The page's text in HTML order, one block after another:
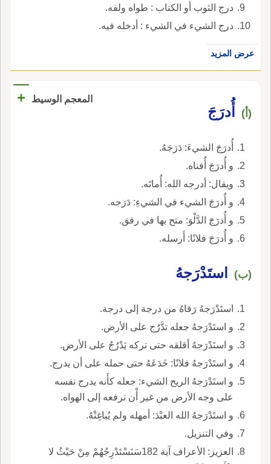
درج الثوب أو الكتاب : طواه ولفه.
درج الشيء في الشيء : أدخله فيه.
عرض المزيد
المعجم الوسيط +
(أ) أُدرَجَ
أُدرَجَ الشيءَ: دَرَجَهُ.
و أُدرَجَ أُفناه.
ويقال: أدرجه الله: أُماتَه.
و أُدرَجَ الشيء في الشيءِ: دَرَجه.
و أُدرَجَ الدَّلْوَ: متح بها في رفق.
و أُدرَجَ فلانًا: أَرسله.
(ب) استَدْرَجهُ
استَدْرَجهُ رَقاهُ من درجة إلى درجة.
و استَدْرَجهُ جعله تدَّرُج على الأرض.
و استَدْرَجهُ أقلقه حتى تركه يَدْرُجُ على الأرض.
و استَدْرَجهُ فلانًا: خَدَعَهُ حتى حمله على أن يدرج.
و استَدْرَجهُ الريح الشيء: جعله كأَنه يدرج نفسه
على وجه الأرض من غير أْن ترفعه إلى الهواه.
و استَدْرَجهُ الله العبْدَ: أمهله ولم يُباغِتْهُ.
وفي التنزيل.
العزيز: الأعراف آية 182سَنَسْتَدْرِجُهُمْ مِنْ حَيْثُ لا